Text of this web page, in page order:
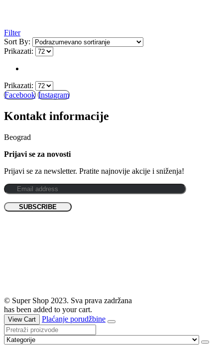
Filter
Sort By:
Prikazati:
Prikazati:
Facebook Instagram
Kontakt informacije
Beograd
Prijavi se za novosti
Prijavi se za newsletter. Pratite najnovije akcije i sniženja!
© Super Shop 2023. Sva prava zadržana
has been added to your cart.
View Cart Plaćanje porudžbine